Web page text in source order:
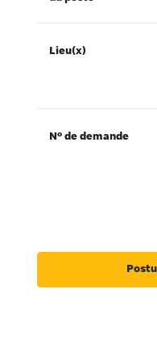
Lieu(x)
Nº de demande